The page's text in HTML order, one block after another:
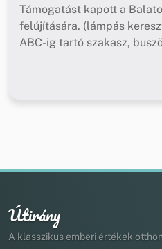
Támogatást kapott a
felújítására. (lámpás
ABC-ig tartó szakasz,
Útirány
A klasszikus emberi értékek